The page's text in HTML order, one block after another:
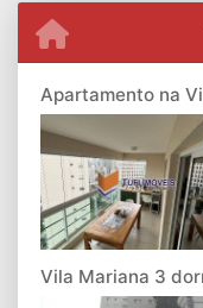
Apartamento na
Vila Mariana 3